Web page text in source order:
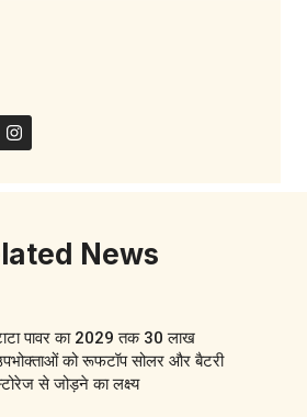
News
पावर का 2029 तक 30 लाख
को रूफटॉप सोलर और बैटरी
से जोड़ने का लक्ष्य